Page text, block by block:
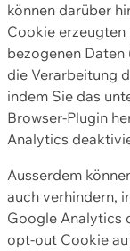
können darüber
Cookie
bezogenen Daten
die Verarbeitung
indem Sie das
Browser-Plugin
Analytics
Ausserdem
auch verhindern,
Google Analytics
opt-out Cookie